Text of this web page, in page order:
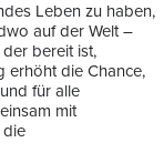
Leben zu haben,
auf der Welt –
bereit ist,
erhöht die Chance,
für alle
mit
die